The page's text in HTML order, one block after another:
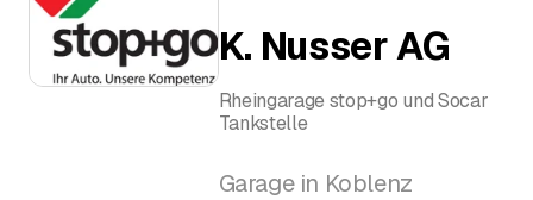
K. Nusser AG
Rheingarage stop+go und Socar
Tankstelle
Garage in Koblenz